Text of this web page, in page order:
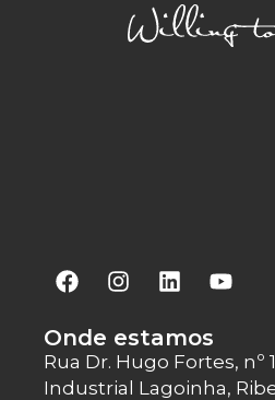
Onde estamos
Rua Dr. Hugo Fortes, nº
Industrial Lagoinha,